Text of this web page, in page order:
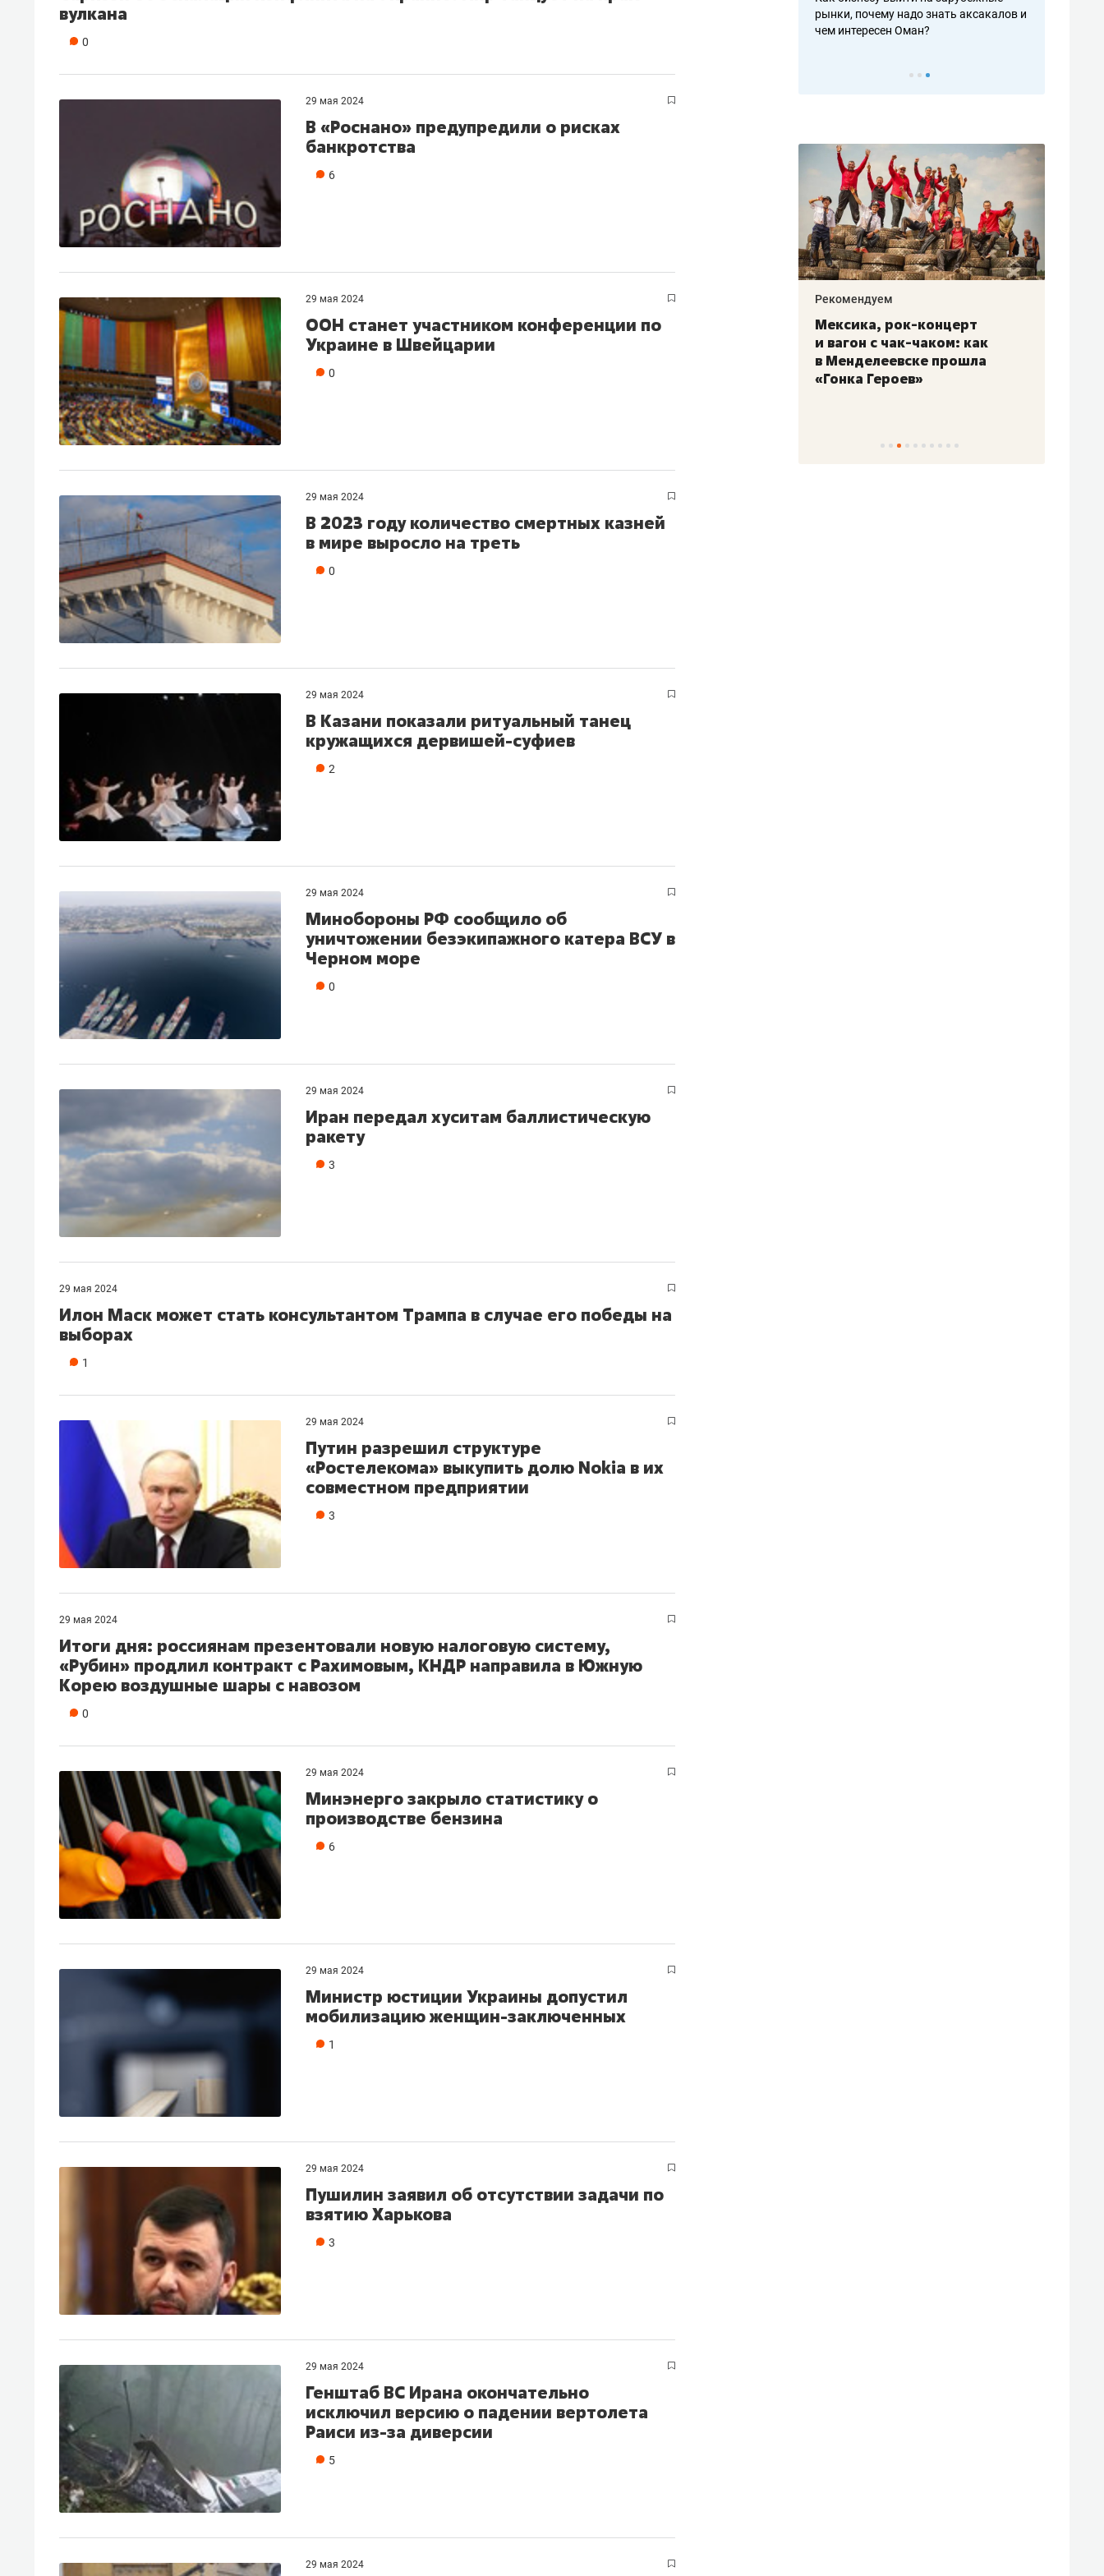
вулкана
0
29 мая 2024
В «Роснано» предупредили о рисках
банкротства
6
29 мая 2024
ООН станет участником конференции по
Украине в Швейцарии
0
29 мая 2024
В 2023 году количество смертных казней
в мире выросло на треть
0
29 мая 2024
В Казани показали ритуальный танец
кружащихся дервишей-суфиев
2
29 мая 2024
Минобороны РФ сообщило об
уничтожении безэкипажного катера ВСУ в
Черном море
0
29 мая 2024
Иран передал хуситам баллистическую
ракету
3
29 мая 2024
Илон Маск может стать консультантом Трампа в случае его победы на
выборах
1
29 мая 2024
Путин разрешил структуре
«Ростелекома» выкупить долю Nokia в их
совместном предприятии
3
29 мая 2024
Итоги дня: россиянам презентовали новую налоговую систему,
«Рубин» продлил контракт с Рахимовым, КНДР направила в Южную
Корею воздушные шары с навозом
0
29 мая 2024
Минэнерго закрыло статистику о
производстве бензина
6
29 мая 2024
Министр юстиции Украины допустил
мобилизацию женщин-заключенных
1
29 мая 2024
Пушилин заявил об отсутствии задачи по
взятию Харькова
3
29 мая 2024
Генштаб ВС Ирана окончательно
исключил версию о падении вертолета
Раиси из-за диверсии
5
29 мая 2024
рынки, почему надо знать аксакалов и
чем интересен Оман?
Рекомендуем
Как ГК «МИР ГРУПП» и ВТБ
создают оазис жилого
комфорта под Казанью
Рекомендуем
150 камер до квартиры и Face
ID вместо ключа: какой будет
Опыт выживания в дикой
Рекомендуем
Мексика, рок-концерт
и вагон с чак-чаком: как
в Менделеевске прошла
«Гонка Героев»